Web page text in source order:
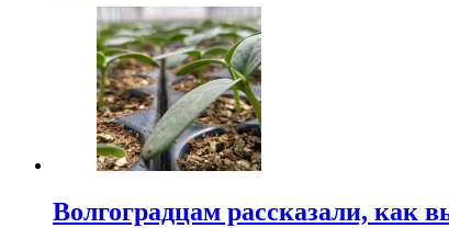
Волгоградцам рассказали, как